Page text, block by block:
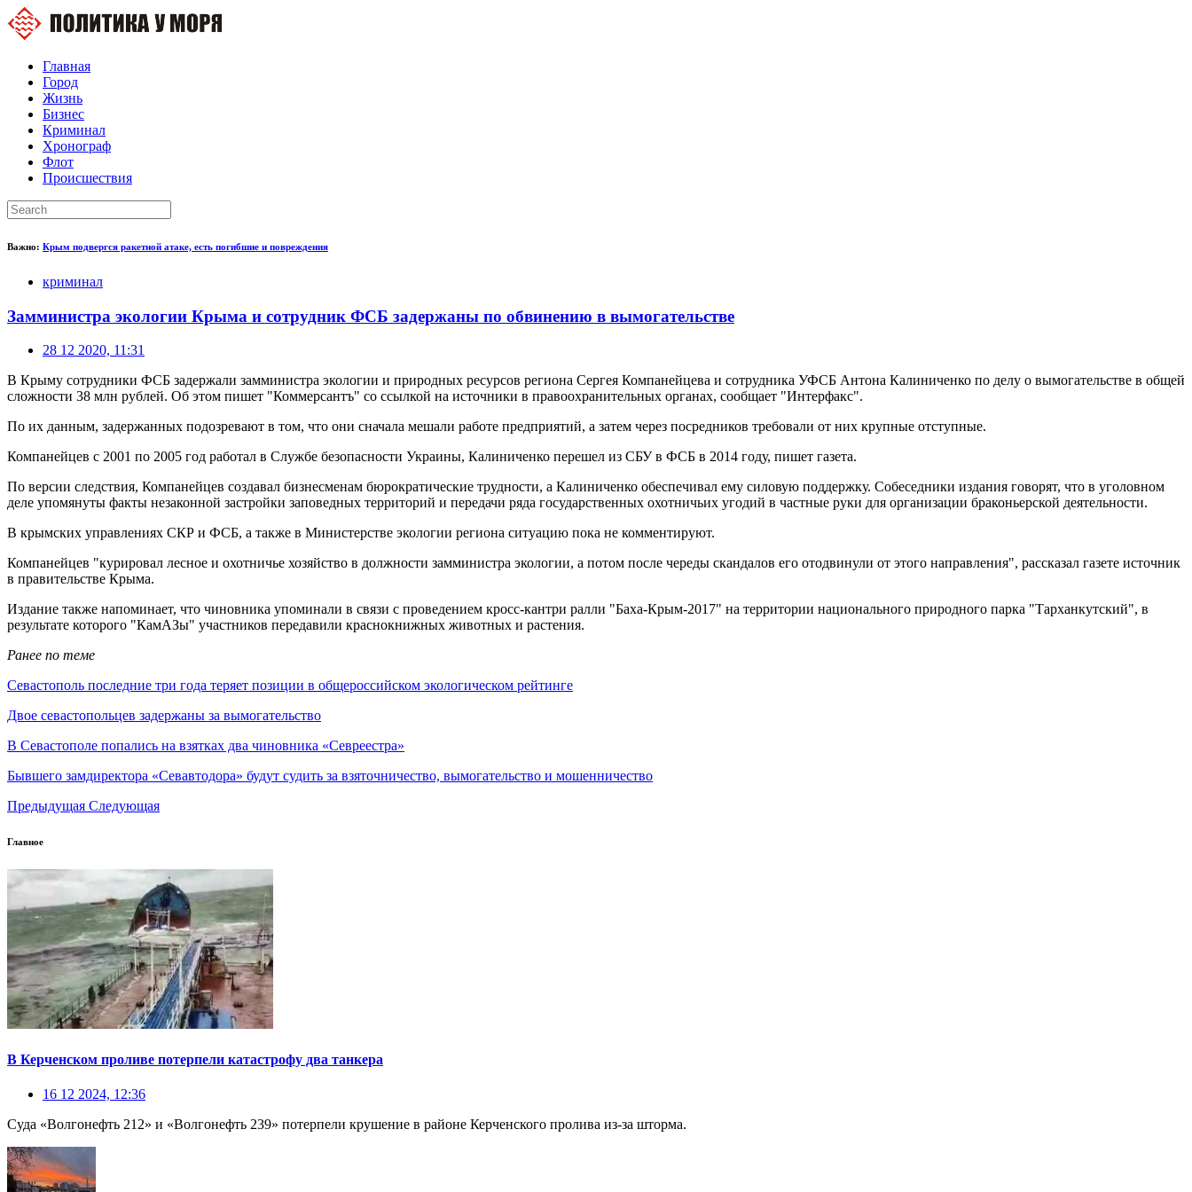
Главная
Город
Жизнь
Бизнес
Криминал
Хронограф
Флот
Происшествия
Важно: Крым подвергся ракетной атаке, есть погибшие и повреждения
криминал
Замминистра экологии Крыма и сотрудник ФСБ задержаны по обвинению в вымогательстве
28 12 2020, 11:31
В Крыму сотрудники ФСБ задержали замминистра экологии и природных ресурсов региона Сергея Компанейцева и сотрудника УФСБ Антона Калиниченко по делу о вымогательстве в общей
сложности 38 млн рублей. Об этом пишет "Коммерсантъ" со ссылкой на источники в правоохранительных органах, сообщает "Интерфакс".
По их данным, задержанных подозревают в том, что они сначала мешали работе предприятий, а затем через посредников требовали от них крупные отступные.
Компанейцев с 2001 по 2005 год работал в Службе безопасности Украины, Калиниченко перешел из СБУ в ФСБ в 2014 году, пишет газета.
По версии следствия, Компанейцев создавал бизнесменам бюрократические трудности, а Калиниченко обеспечивал ему силовую поддержку. Собеседники издания говорят, что в уголовном
деле упомянуты факты незаконной застройки заповедных территорий и передачи ряда государственных охотничьих угодий в частные руки для организации браконьерской деятельности.
В крымских управлениях СКР и ФСБ, а также в Министерстве экологии региона ситуацию пока не комментируют.
Компанейцев "курировал лесное и охотничье хозяйство в должности замминистра экологии, а потом после череды скандалов его отодвинули от этого направления", рассказал газете источник
в правительстве Крыма.
Издание также напоминает, что чиновника упоминали в связи с проведением кросс-кантри ралли "Баха-Крым-2017" на территории национального природного парка "Тарханкутский", в
результате которого "КамАЗы" участников передавили краснокнижных животных и растения.
Ранее по теме
Севастополь последние три года теряет позиции в общероссийском экологическом рейтинге
Двое севастопольцев задержаны за вымогательство
В Севастополе попались на взятках два чиновника «Севреестра»
Бывшего замдиректора «Севавтодора» будут судить за взяточничество, вымогательство и мошенничество
Предыдущая Следующая
Главное
В Керченском проливе потерпели катастрофу два танкера
16 12 2024, 12:36
Суда «Волгонефть 212» и «Волгонефть 239» потерпели крушение в районе Керченского пролива из-за шторма.